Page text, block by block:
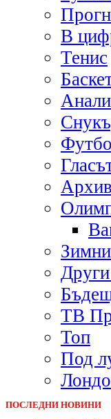
В
Тенис
ТВ
Топ
Под
ПОСЛЕДНИ НОВИНИ